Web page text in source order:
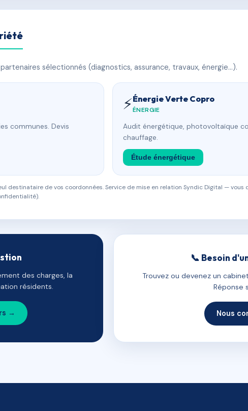
sélectionnés (diagnostics, assurance, travaux, énergie…).
communes. Devis
⚡Énergie Verte Copro
ÉNERGIE
Audit énergétique, photovoltaïque
chauffage.
Étude énergétique
destinataire de vos coordonnées. Service de mise en relation Syndic Digital — vous
des charges, la
résidents.
→
📞 Besoin
Trouvez ou devenez un
Réponse
Nous